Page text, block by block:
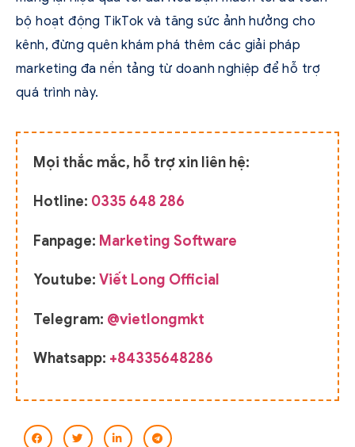
bộ hoạt động TikTok và tăng sức ảnh hưởng cho
kênh, đừng quên khám phá thêm các giải pháp
marketing đa nền tảng từ doanh nghiệp để hỗ trợ
quá trình này.
Mọi thắc mắc, hỗ trợ xin liên hệ:
Hotline: 0335 648 286
Fanpage: Marketing Software
Youtube: Viết Long Official
Telegram: @vietlongmkt
Whatsapp: +84335648286